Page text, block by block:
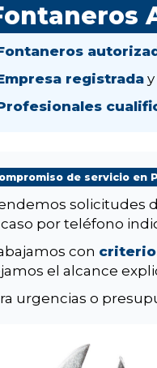
registrada
de servicio en
solicitudes
por teléfono
con
el alcance
urgencias o